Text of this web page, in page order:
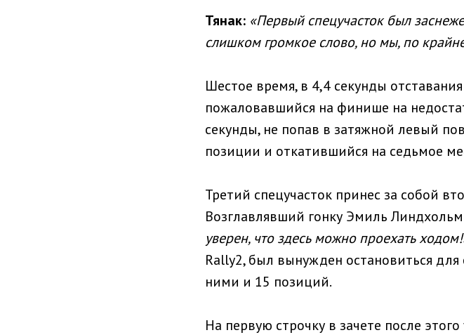
Тянак: «Первый спецучасток был
слишком громкое слово, но мы, по
Шестое время, в 4,4 секунды
пожаловавшийся на финише на
секунды, не попав в затяжной левый
позиции и откатившийся на седьмое
Третий спецучасток принес за собой
Возглавлявший гонку Эмиль
уверен, что здесь можно проехать
Rally2, был вынужден остановиться
ними и 15 позиций.
На первую строчку в зачете после